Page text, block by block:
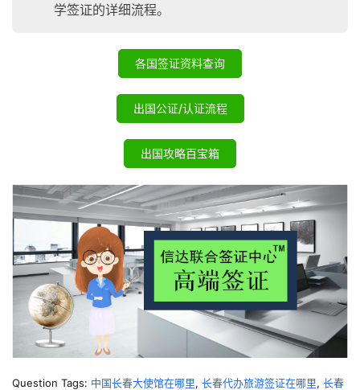
学签证的详细流程。
各国签证资料查询
出国公证/认证流程
出国攻略百宝箱
Question Tags: 中国长春大使馆在哪里, 长春代办旅游签证在哪里, 长春